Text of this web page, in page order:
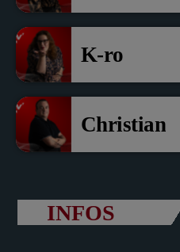
K-ro
Christian
INFOS